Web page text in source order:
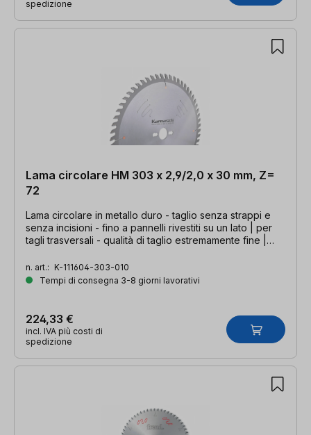
spedizione
Lama circolare HM 303 x 2,9/2,0 x 30 mm, Z=
72
Lama circolare in metallo duro - taglio senza strappi e
senza incisioni - fino a pannelli rivestiti su un lato | per
tagli trasversali - qualità di taglio estremamente fine |
n. art.: K-111604-303-010
Tempi di consegna 3-8 giorni lavorativi
224,33 €
incl. IVA più costi di
spedizione